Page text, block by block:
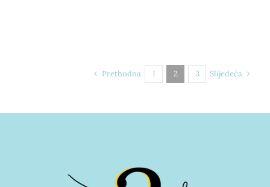
Prethodna 1 2 3 Slijedeća